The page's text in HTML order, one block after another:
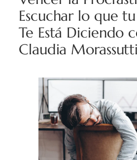
Escuchar lo que
Te Está Diciendo
Claudia Morassutti